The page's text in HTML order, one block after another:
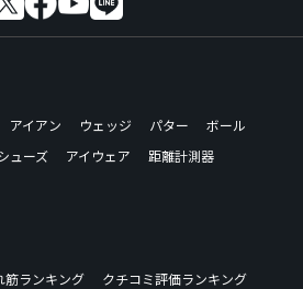
アイアン ウェッジ パター
ボール
ューズ アイウェア
距離計測器
筋ランキング
クチコミ評価ランキング